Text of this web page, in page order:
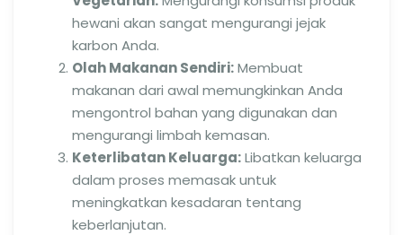
hewani akan sangat mengurangi jejak
karbon Anda.
Olah Makanan Sendiri:Membuat
makanan dari awal memungkinkan Anda
mengontrol bahan yang digunakan dan
mengurangi limbah kemasan.
Keterlibatan Keluarga:Libatkan keluarga
dalam proses memasak untuk
meningkatkan kesadaran tentang
keberlanjutan.